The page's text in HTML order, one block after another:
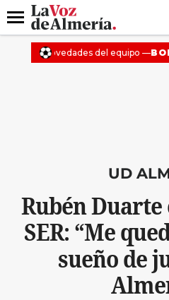
DESTACADO
Menú
UD
Rubén Duarte
SER: “Me
sueño de